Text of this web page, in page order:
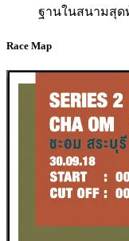
ฐานในสนามสุด
Race Map